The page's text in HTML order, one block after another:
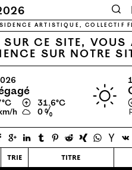
🔍
ARTISTIQUE, COLLECTIF
CE SITE,
SUR NOTRE
↑
31.6℃
h 0 %
trie titre